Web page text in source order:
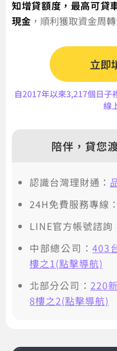
知增貸額度，最高可貸
現金 ，順利獲取資金周
立即
自2017年以來3,217個日子
線
陪伴，貸您
認識台灣理財通：
24H免費服務專線：
LINE官方帳號諮詢
中部總公司：403
樓之1(點擊導航)
北部分公司： 220
8樓之2(點擊導航)